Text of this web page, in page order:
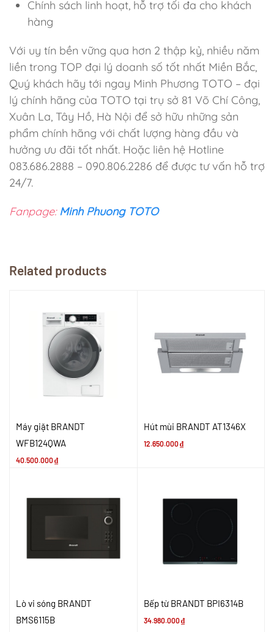
Chính sách linh hoạt, hỗ trợ tối đa cho khách
hàng
Với uy tín bền vững qua hơn 2 thập kỷ, nhiều năm
liền trong TOP đại lý doanh số tốt nhất Miền Bắc,
Quý khách hãy tới ngay Minh Phương TOTO – đại
lý chính hãng của TOTO tại trụ sở 81 Võ Chí Công,
Xuân La, Tây Hồ, Hà Nội để sở hữu những sản
phẩm chính hãng với chất lượng hàng đầu và
hưởng ưu đãi tốt nhất. Hoặc liên hệ Hotline
083.686.2888 – 090.806.2286 để được tư vấn hỗ trợ
24/7.
Fanpage: Minh Phuong TOTO
Related products
Máy giặt BRANDT
WFB124QWA
40.500.000₫
Hút mùi BRANDT AT1346X
12.650.000₫
Lò vi sóng BRANDT
BMS6115B
Bếp từ BRANDT BPI6314B
34.980.000₫